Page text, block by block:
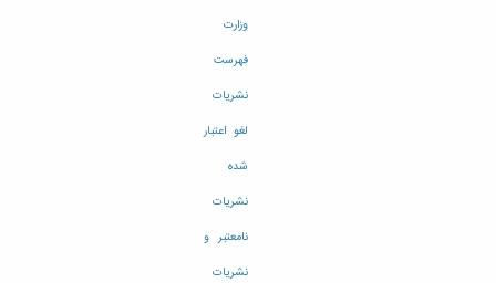
وزارت
فهرست
نشریات
لغو اعتبار
شده
نشریات
نامعتبر و
نشریات